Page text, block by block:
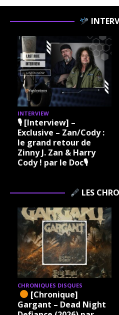
INTERVIEW
🎙 [Interview] –
Exclusive – Zan/Cody :
le grand retour de
Zinny J. Zan & Harry
Cody ! par le Doc🎙
LES
CHRONIQUES DISQUES
[Chronique]
Gargant – Dead Night